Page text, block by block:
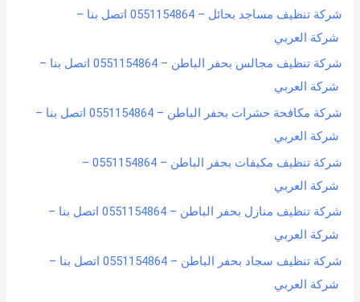
شركة تنظيف مساجد بحائل – 0551154864 اتصل بنا –
شركة العربي
شركة تنظيف مجالس بحفر الباطن – 0551154864 اتصل بنا –
شركة العربي
شركة مكافحة حشرات بحفر الباطن – 0551154864 اتصل بنا –
شركة العربي
شركة تنظيف مكيفات بحفر الباطن – 0551154864 –
شركة العربي
شركة تنظيف منازل بحفر الباطن – 0551154864 اتصل بنا –
شركة العربي
شركة تنظيف سجاد بحفر الباطن – 0551154864 اتصل بنا –
شركة العربي